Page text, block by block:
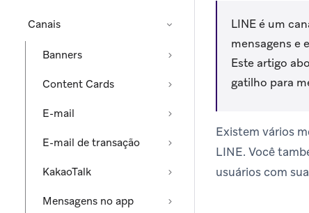
Canais
Banners
Content Cards
E-mail
E-mail de transação
KakaoTalk
Mensagens no app
LINE é um
mensagens e
Este artigo
gatilho para
Existem vários
LINE. Você
usuários com